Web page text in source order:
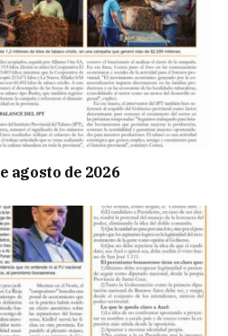
agosto de 2026